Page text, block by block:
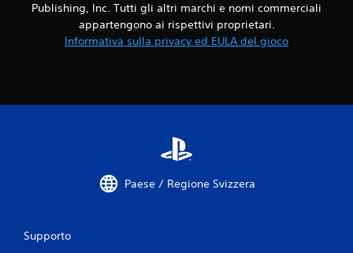
Publishing, Inc. Tutti gli altri marchi e nomi commerciali
appartengono ai rispettivi proprietari.
Informativa sulla privacy ed EULA del gioco
Paese / Regione Svizzera
Supporto